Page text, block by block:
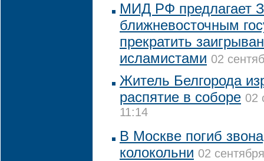
МИД РФ предлагает
ближневосточным
прекратить
исламистами 02
Житель Белгорода
распятие в соборе 02
11:14
В Москве погиб
колокольни 02